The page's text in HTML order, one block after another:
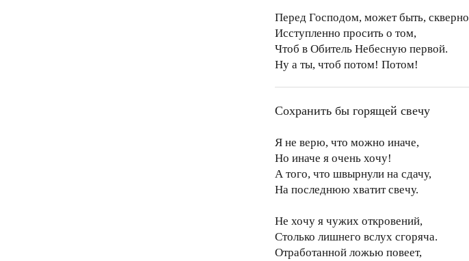
Перед Господом, может быть, скверно
Исступленно просить о том,
Чтоб в Обитель Небесную первой.
Ну а ты, чтоб потом! Потом!
Сохранить бы горящей свечу
Я не верю, что можно иначе,
Но иначе я очень хочу!
А того, что швырнули на сдачу,
На последнюю хватит свечу.
Не хочу я чужих откровений,
Столько лишнего вслух сгоряча.
Отработанной ложью повеет,